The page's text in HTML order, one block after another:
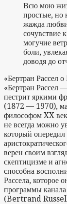
Всю мою
простые, но
жажда
сочувствие
могучие
боли,
доводя до
«Бертран Рассел
«Бертран Рассел
пестрит яркими
(1872 — 1970),
философом XX
не всегда можно
который опередил
верен своим
скептицизме и
способна
Рассела, которое
программы
(Bertrand